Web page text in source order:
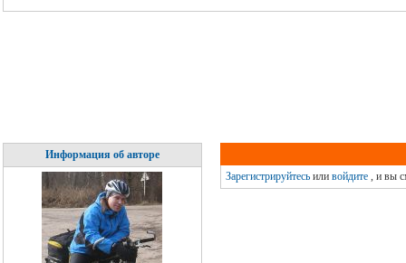
Информация об авторе
Зарегистрируйтесьили войдите, и вы